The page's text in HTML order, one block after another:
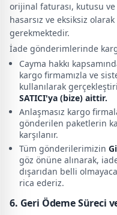
orijinal faturası, kutusu
hasarsız ve eksiksiz
gerekmektedir.
İade gönderimlerinde
Cayma hakkı
kargo firmamızla ve
kullanılarak
SATICI'ya (bize) aittir.
Anlaşmasız kargo
gönderilen paketlerin
karşılanır.
Tüm gönderilerimizin
göz önüne alınarak,
dışarıdan belli
rica ederiz.
6. Geri Ödeme Süreci